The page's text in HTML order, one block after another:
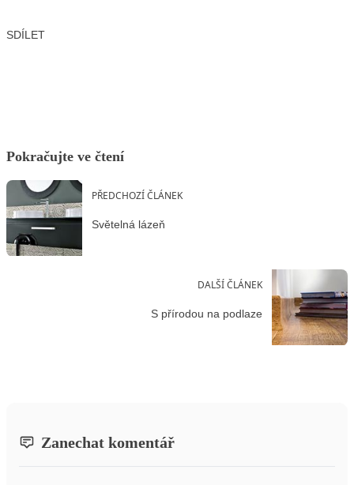
SDÍLET
Pokračujte ve čtení
PŘEDCHOZÍ ČLÁNEK
Světelná lázeň
DALŠÍ ČLÁNEK
S přírodou na podlaze
Zanechat komentář